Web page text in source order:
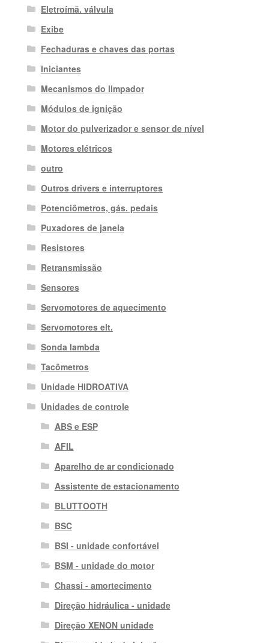
Eletroímã. válvula
Exibe
Fechaduras e chaves das portas
Iniciantes
Mecanismos do limpador
Módulos de ignição
Motor do pulverizador e sensor de nível
Motores elétricos
outro
Outros drivers e interruptores
Potenciômetros, gás. pedais
Puxadores de janela
Resistores
Retransmissão
Sensores
Servomotores de aquecimento
Servomotores elt.
Sonda lambda
Tacômetros
Unidade HIDROATIVA
Unidades de controle
ABS e ESP
AFIL
Aparelho de ar condicionado
Assistente de estacionamento
BLUTTOOTH
BSC
BSI - unidade confortável
BSM - unidade do motor
Chassi - amortecimento
Direção hidráulica - unidade
Direção XENON unidade